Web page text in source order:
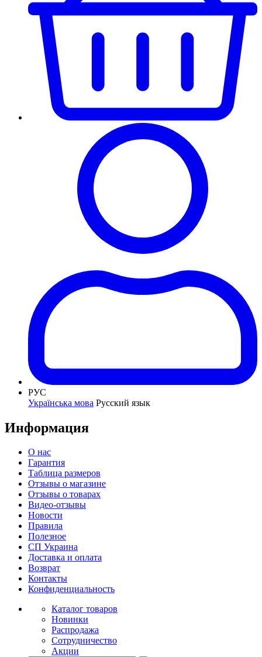
РУС
Українська мова Русский язык
Информация
О нас
Гарантия
Таблица размеров
Отзывы о магазине
Отзывы о товарах
Видео-отзывы
Новости
Правила
Полезное
СП Украина
Доставка и оплата
Возврат
Контакты
Конфиденциальность
Каталог товаров
Новинки
Распродажа
Сотрудничество
Акции